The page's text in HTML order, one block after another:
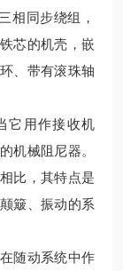
相同步绕组，
芯的机壳，嵌
、带有滚珠轴
它用作接收机
机械阻尼器。
比，其特点是
簸、振动的系
随动系统中作